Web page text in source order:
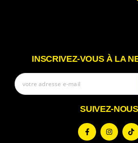
INSCRIVEZ-VOUS À LA
SUIVEZ-NOUS